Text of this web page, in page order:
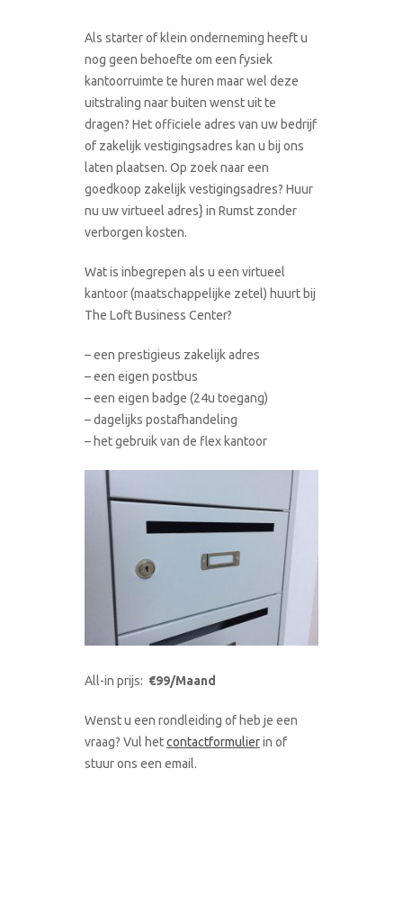
Als starter of klein onderneming heeft u
nog geen behoefte om een fysiek
kantoorruimte te huren maar wel deze
uitstraling naar buiten wenst uit te
dragen? Het officiele adres van uw bedrijf
of zakelijk vestigingsadres kan u bij ons
laten plaatsen. Op zoek naar een
goedkoop zakelijk vestigingsadres? Huur
nu uw virtueel adres} in Rumst zonder
verborgen kosten.
Wat is inbegrepen als u een virtueel
kantoor (maatschappelijke zetel) huurt bij
The Loft Business Center?
– een prestigieus zakelijk adres
– een eigen postbus
– een eigen badge (24u toegang)
– dagelijks postafhandeling
– het gebruik van de flex kantoor
All-in prijs: €99/Maand
Wenst u een rondleiding of heb je een
vraag? Vul hetcontactformulierin of
stuur ons een email.